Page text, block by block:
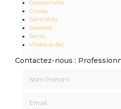
Goussainville
Groslay
Saint-Witz
Sarcelles
Senlis
Villiers-le-Bel
Contactez-nous :